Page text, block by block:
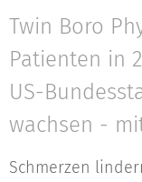
Twin Boro
Patienten in
US-
wachsen -
Schmerzen